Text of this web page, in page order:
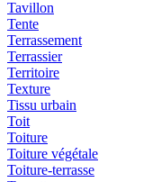
Tavillon
Tente
Terrassement
Terrassier
Territoire
Texture
Tissu urbain
Toit
Toiture
Toiture végétale
Toiture-terrasse